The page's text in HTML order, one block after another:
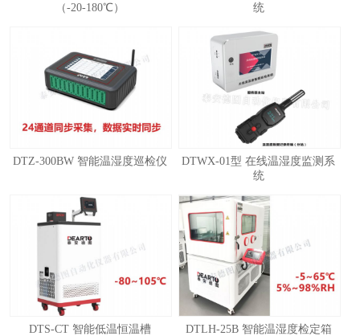
3 4
（-20-180℃）
统
DTZ-300BW 智能温湿度巡检仪
DTWX-01型 在线温湿度监测系
统
DTS-CT 智能低温恒温槽
DTLH-25B 智能温湿度检定箱